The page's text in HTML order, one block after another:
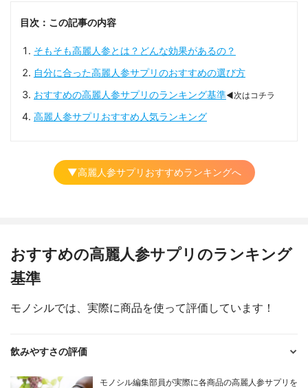
目次：この記事の内容
そもそも高麗人参とは？どんな効果があるの？
自分に合った高麗人参サプリのおすすめの選び方
おすすめの高麗人参サプリのランキング基準◀次はコチラ
高麗人参サプリおすすめ人気ランキング
▼高麗人参サプリおすすめランキングへ
おすすめの高麗人参サプリのランキング
基準
モノシルでは、実際に商品を使って評価しています！
飲みやすさの評価
モノシル編集部員が実際に各商品の高麗人参サプリを